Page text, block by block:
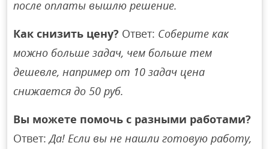
после оплаты вышлю решение.
Как снизить цену? Ответ: Соберите как
можно больше задач, чем больше тем
дешевле, например от 10 задач цена
снижается до 50 руб.
Вы можете помочь с разными работами?
Ответ:Да! Если вы не нашли готовую работу,